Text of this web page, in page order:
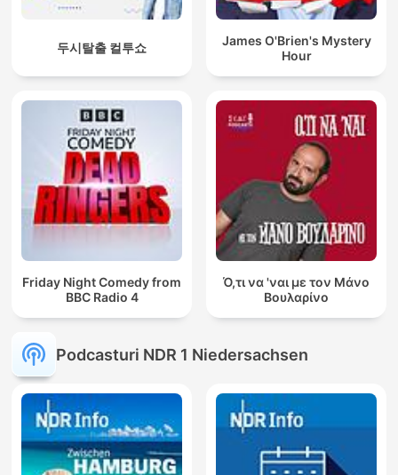
두시탈출 컬투쇼
James O'Brien's Mystery
Hour
Friday Night Comedy from
BBC Radio 4
Ό,τι να 'ναι με τον Μάνο
Βουλαρίνο
Podcasturi NDR 1 Niedersachsen